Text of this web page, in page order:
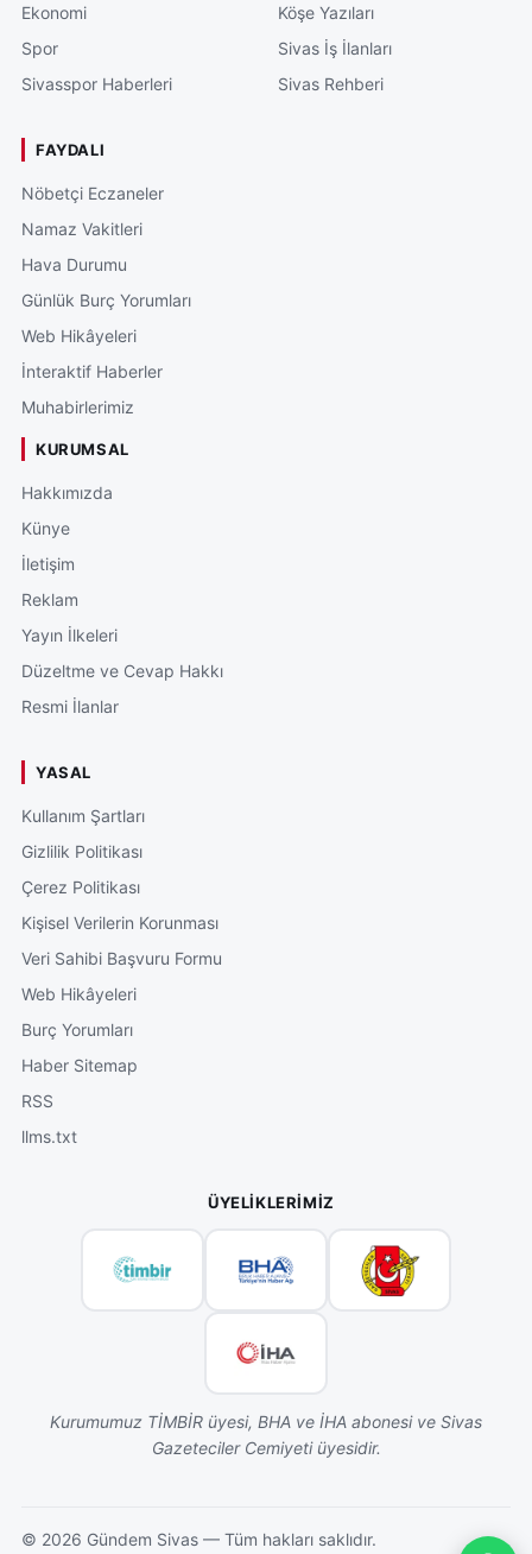
Ekonomi
Spor
Sivasspor Haberleri
Köşe Yazıları
Sivas İş İlanları
Sivas Rehberi
FAYDALI
Nöbetçi Eczaneler
Namaz Vakitleri
Hava Durumu
Günlük Burç Yorumları
Web Hikâyeleri
İnteraktif Haberler
Muhabirlerimiz
KURUMSAL
Hakkımızda
Künye
İletişim
Reklam
Yayın İlkeleri
Düzeltme ve Cevap Hakkı
Resmi İlanlar
YASAL
Kullanım Şartları
Gizlilik Politikası
Çerez Politikası
Kişisel Verilerin Korunması
Veri Sahibi Başvuru Formu
Web Hikâyeleri
Burç Yorumları
Haber Sitemap
RSS
llms.txt
ÜYELIKLERIMIZ
Kurumumuz TİMBİR üyesi, BHA ve İHA abonesi ve Sivas
Gazeteciler Cemiyeti üyesidir.
© 2026 Gündem Sivas — Tüm hakları saklıdır.